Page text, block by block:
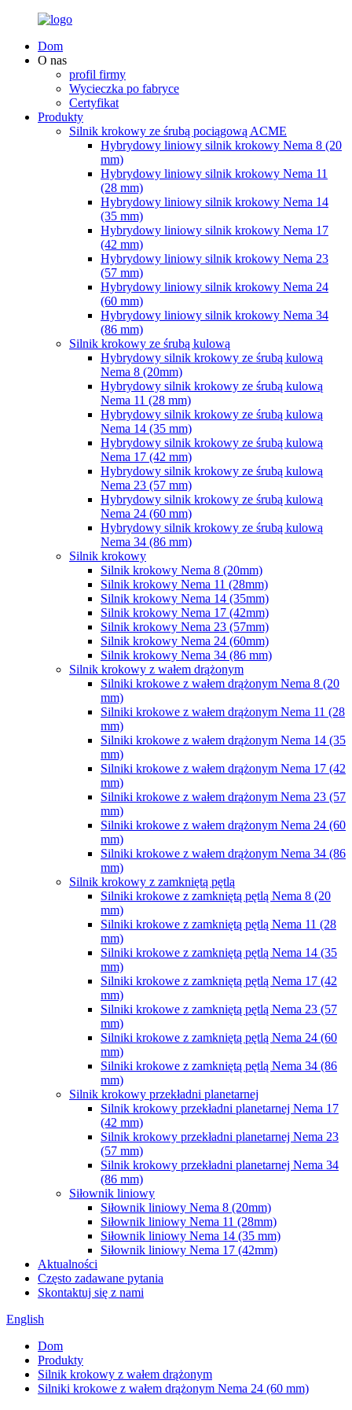
Dom
O nas
profil firmy
Wycieczka po fabryce
Certyfikat
Produkty
Silnik krokowy ze śrubą pociągową ACME
Hybrydowy liniowy silnik krokowy Nema 8 (20
mm)
Hybrydowy liniowy silnik krokowy Nema 11
(28 mm)
Hybrydowy liniowy silnik krokowy Nema 14
(35 mm)
Hybrydowy liniowy silnik krokowy Nema 17
(42 mm)
Hybrydowy liniowy silnik krokowy Nema 23
(57 mm)
Hybrydowy liniowy silnik krokowy Nema 24
(60 mm)
Hybrydowy liniowy silnik krokowy Nema 34
(86 mm)
Silnik krokowy ze śrubą kulową
Hybrydowy silnik krokowy ze śrubą kulową
Nema 8 (20mm)
Hybrydowy silnik krokowy ze śrubą kulową
Nema 11 (28 mm)
Hybrydowy silnik krokowy ze śrubą kulową
Nema 14 (35 mm)
Hybrydowy silnik krokowy ze śrubą kulową
Nema 17 (42 mm)
Hybrydowy silnik krokowy ze śrubą kulową
Nema 23 (57 mm)
Hybrydowy silnik krokowy ze śrubą kulową
Nema 24 (60 mm)
Hybrydowy silnik krokowy ze śrubą kulową
Nema 34 (86 mm)
Silnik krokowy
Silnik krokowy Nema 8 (20mm)
Silnik krokowy Nema 11 (28mm)
Silnik krokowy Nema 14 (35mm)
Silnik krokowy Nema 17 (42mm)
Silnik krokowy Nema 23 (57mm)
Silnik krokowy Nema 24 (60mm)
Silnik krokowy Nema 34 (86 mm)
Silnik krokowy z wałem drążonym
Silniki krokowe z wałem drążonym Nema 8 (20
mm)
Silniki krokowe z wałem drążonym Nema 11 (28
mm)
Silniki krokowe z wałem drążonym Nema 14 (35
mm)
Silniki krokowe z wałem drążonym Nema 17 (42
mm)
Silniki krokowe z wałem drążonym Nema 23 (57
mm)
Silniki krokowe z wałem drążonym Nema 24 (60
mm)
Silniki krokowe z wałem drążonym Nema 34 (86
mm)
Silnik krokowy z zamkniętą pętlą
Silniki krokowe z zamkniętą pętlą Nema 8 (20
mm)
Silniki krokowe z zamkniętą pętlą Nema 11 (28
mm)
Silniki krokowe z zamkniętą pętlą Nema 14 (35
mm)
Silniki krokowe z zamkniętą pętlą Nema 17 (42
mm)
Silniki krokowe z zamkniętą pętlą Nema 23 (57
mm)
Silniki krokowe z zamkniętą pętlą Nema 24 (60
mm)
Silniki krokowe z zamkniętą pętlą Nema 34 (86
mm)
Silnik krokowy przekładni planetarnej
Silnik krokowy przekładni planetarnej Nema 17
(42 mm)
Silnik krokowy przekładni planetarnej Nema 23
(57 mm)
Silnik krokowy przekładni planetarnej Nema 34
(86 mm)
Siłownik liniowy
Siłownik liniowy Nema 8 (20mm)
Siłownik liniowy Nema 11 (28mm)
Siłownik liniowy Nema 14 (35 mm)
Siłownik liniowy Nema 17 (42mm)
Aktualności
Często zadawane pytania
Skontaktuj się z nami
English
Dom
Produkty
Silnik krokowy z wałem drążonym
Silniki krokowe z wałem drążonym Nema 24 (60 mm)